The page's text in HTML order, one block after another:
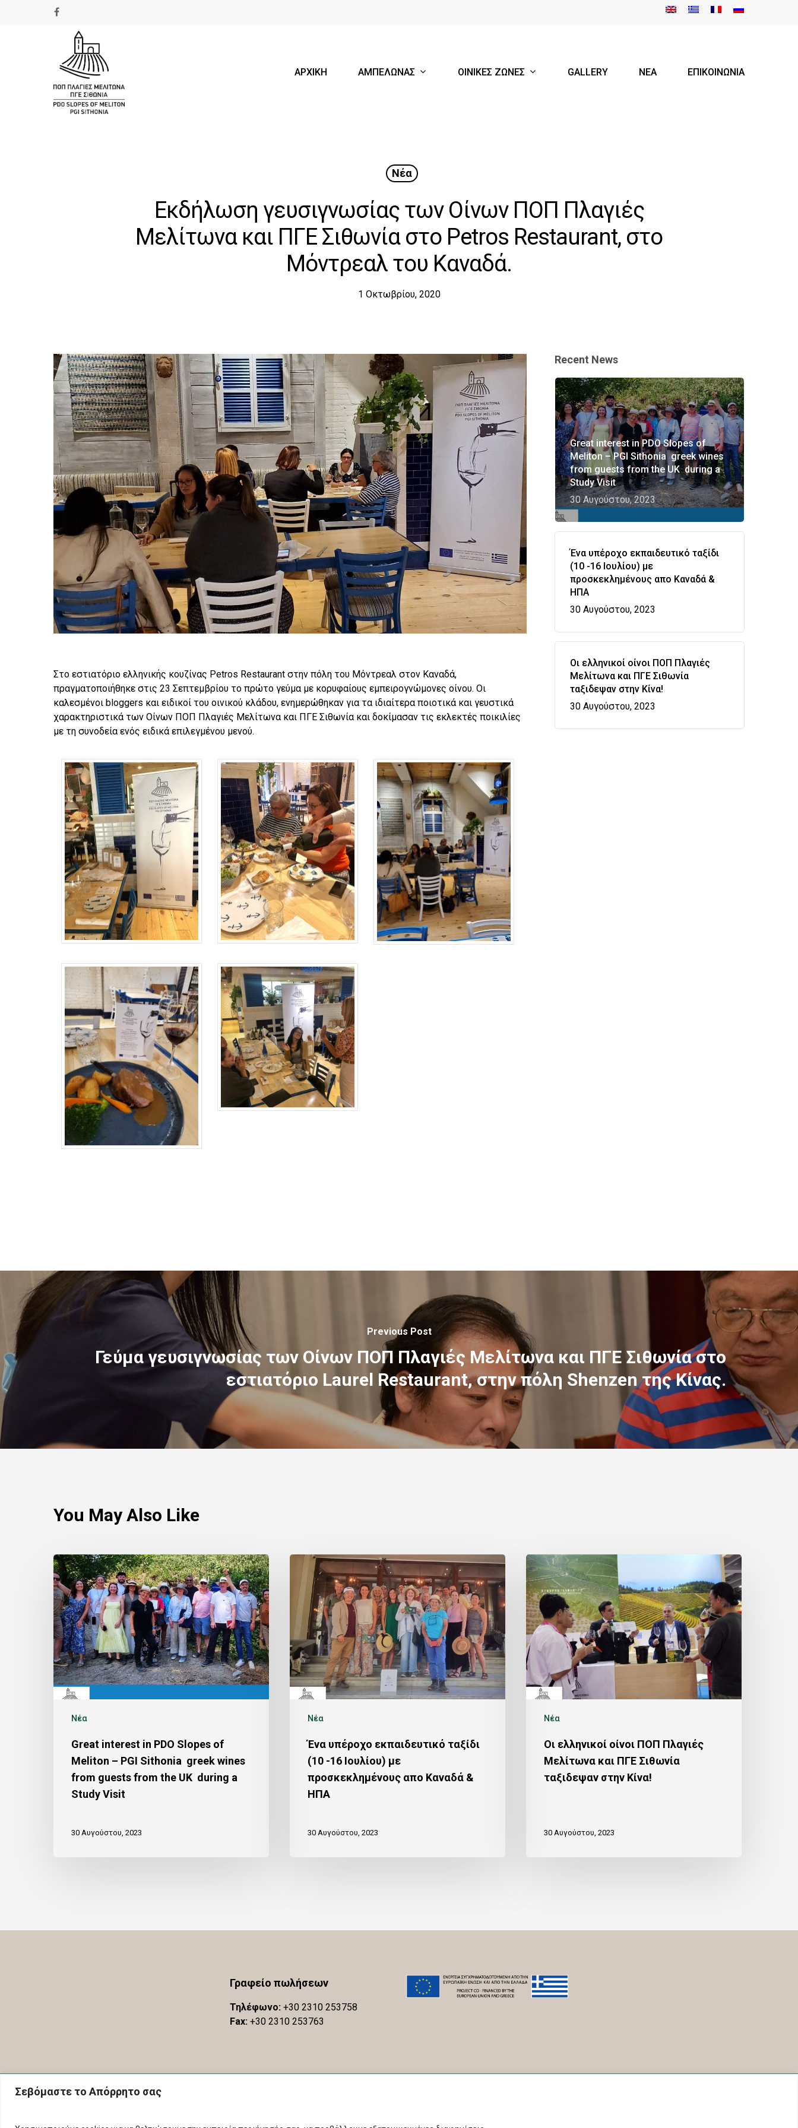
Σεβόμαστε το Απόρρητο σας
ΑΡΧΙΚΗ ΑΜΠΕΛΩΝΑΣ ΟΙΝΙΚΕΣ ΖΩΝΕΣ GALLERY ΝΕΑ ΕΠΙΚΟΙΝΩΝΙΑ
Νέα
Εκδήλωση γευσιγνωσίας των Οίνων ΠΟΠ Πλαγιές
Μελίτωνα και ΠΓΕ Σιθωνία στο Petros Restaurant, στο
Μόντρεαλ του Καναδά.
1 Οκτωβρίου, 2020
Στο εστιατόριο ελληνικής κουζίνας Petros Restaurant στην πόλη του Μόντρεαλ στον Καναδά,
πραγματοποιήθηκε στις 23 Σεπτεμβρίου το πρώτο γεύμα με κορυφαίους εμπειρογνώμονες οίνου. Οι
καλεσμένοι bloggers και ειδικοί του οινικού κλάδου, ενημερώθηκαν για τα ιδιαίτερα ποιοτικά και γευστικά
χαρακτηριστικά των Οίνων ΠΟΠ Πλαγιές Μελίτωνα και ΠΓΕ Σιθωνία και δοκίμασαν τις εκλεκτές ποικιλίες
με τη συνοδεία ενός ειδικά επιλεγμένου μενού.
Recent News
Great interest in PDO Slopes of
Meliton – PGI Sithonia greek wines
from guests from the UK during a
Study Visit
30 Αυγούστου, 2023
Ένα υπέροχο εκπαιδευτικό ταξίδι
(10 -16 Ιουλίου) με
προσκεκλημένους απο Καναδά &
ΗΠΑ
30 Αυγούστου, 2023
Οι ελληνικοί οίνοι ΠΟΠ Πλαγιές
Μελίτωνα και ΠΓΕ Σιθωνία
ταξιδεψαν στην Κίνα!
30 Αυγούστου, 2023
Previous Post
Γεύμα γευσιγνωσίας των Οίνων ΠΟΠ Πλαγιές Μελίτωνα και ΠΓΕ Σιθωνία στο
εστιατόριο Laurel Restaurant, στην πόλη Shenzen της Κίνας.
You May Also Like
Νέα
Great interest in PDO Slopes of
Meliton – PGI Sithonia greek wines
from guests from the UK during a
Study Visit
30 Αυγούστου, 2023
Νέα
Ένα υπέροχο εκπαιδευτικό ταξίδι
(10 -16 Ιουλίου) με
προσκεκλημένους απο Καναδά &
ΗΠΑ
30 Αυγούστου, 2023
Νέα
Οι ελληνικοί οίνοι ΠΟΠ Πλαγιές
Μελίτωνα και ΠΓΕ Σιθωνία
ταξιδεψαν στην Κίνα!
30 Αυγούστου, 2023
Γραφείο πωλήσεων
Τηλέφωνο: +30 2310 253758
Fax: +30 2310 253763